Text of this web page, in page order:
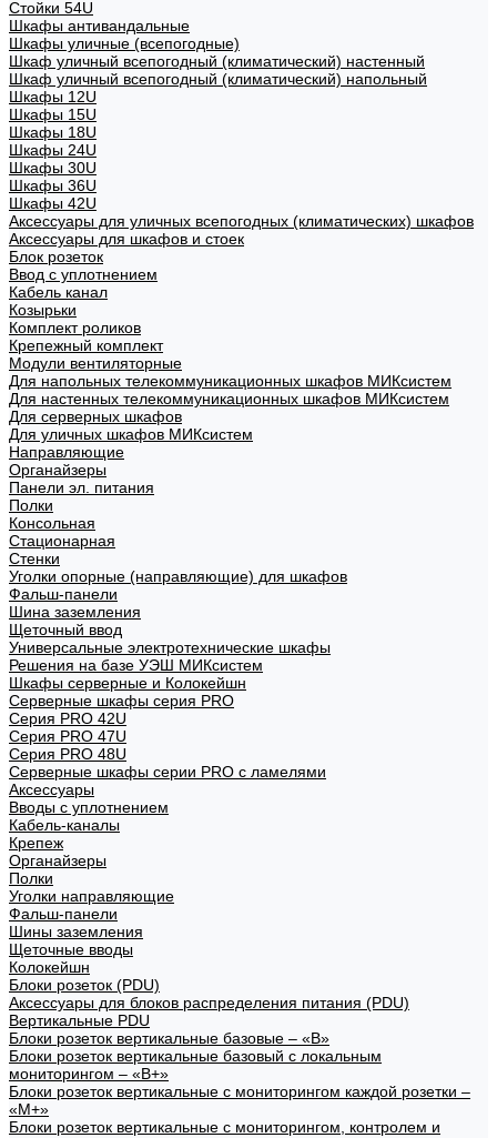
Стойки 54U
Шкафы антивандальные
Шкафы уличные (всепогодные)
Шкаф уличный всепогодный (климатический) настенный
Шкаф уличный всепогодный (климатический) напольный
Шкафы 12U
Шкафы 15U
Шкафы 18U
Шкафы 24U
Шкафы 30U
Шкафы 36U
Шкафы 42U
Аксессуары для уличных всепогодных (климатических) шкафов
Аксессуары для шкафов и стоек
Блок розеток
Ввод с уплотнением
Кабель канал
Козырьки
Комплект роликов
Крепежный комплект
Модули вентиляторные
Для напольных телекоммуникационных шкафов МИКсистем
Для настенных телекоммуникационных шкафов МИКсистем
Для серверных шкафов
Для уличных шкафов МИКсистем
Направляющие
Органайзеры
Панели эл. питания
Полки
Консольная
Стационарная
Стенки
Уголки опорные (направляющие) для шкафов
Фальш-панели
Шина заземления
Щеточный ввод
Универсальные электротехнические шкафы
Решения на базе УЭШ МИКсистем
Шкафы серверные и Колокейшн
Серверные шкафы серия PRO
Серия PRO 42U
Серия PRO 47U
Серия PRO 48U
Серверные шкафы серии PRO с ламелями
Аксессуары
Вводы с уплотнением
Кабель-каналы
Крепеж
Органайзеры
Полки
Уголки направляющие
Фальш-панели
Шины заземления
Щеточные вводы
Колокейшн
Блоки розеток (PDU)
Аксессуары для блоков распределения питания (PDU)
Вертикальные PDU
Блоки розеток вертикальные базовые – «В»
Блоки розеток вертикальные базовый с локальным
мониторингом – «В+»
Блоки розеток вертикальные с мониторингом каждой розетки –
«М+»
Блоки розеток вертикальные с мониторингом, контролем и